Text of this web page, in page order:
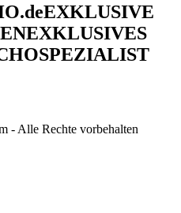
EXKLUSIVE
EXKLUSIVES
- Alle Rechte vorbehalten